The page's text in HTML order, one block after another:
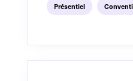
Présentiel